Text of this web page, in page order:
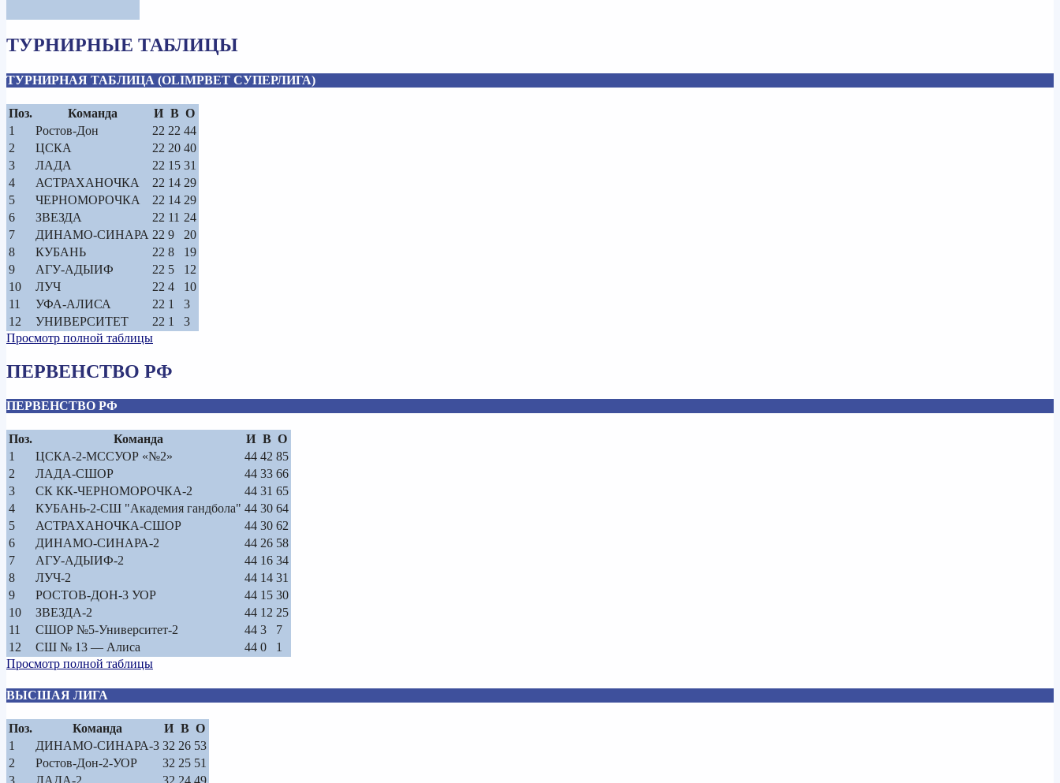
ТУРНИРНЫЕ ТАБЛИЦЫ
ТУРНИРНАЯ ТАБЛИЦА (OLIMPBET СУПЕРЛИГА)
Поз. Команда И В О
1
Ростов-Дон 22 22 44
2
ЦСКА 22 20 40
3
ЛАДА 22 15 31
4
АСТРАХАНОЧКА 22 14 29
5
ЧЕРНОМОРОЧКА 22 14 29
6
ЗВЕЗДА 22 11 24
7
ДИНАМО-СИНАРА 22 9
20
8
КУБАНЬ 22 8
19
9
АГУ-АДЫИФ 22 5
12
10
ЛУЧ 22 4
10
11
УФА-АЛИСА 22 1
3
12
УНИВЕРСИТЕТ 22 1
3
Просмотр полной таблицы
ПЕРВЕНСТВО РФ
ПЕРВЕНСТВО РФ
Поз. Команда И В О
1
ЦСКА-2-МССУОР «№2» 44 42 85
2
ЛАДА-СШОР 44 33 66
3
СК КК-ЧЕРНОМОРОЧКА-2 44 31 65
4
КУБАНЬ-2-СШ "Академия гандбола" 44 30 64
5
АСТРАХАНОЧКА-СШОР 44 30 62
6
ДИНАМО-СИНАРА-2 44 26 58
7
АГУ-АДЫИФ-2 44 16 34
8
ЛУЧ-2 44 14 31
9
РОСТОВ-ДОН-3 УОР 44 15 30
10
ЗВЕЗДА-2 44 12 25
11
СШОР №5-Университет-2 44 3
7
12
СШ № 13 — Алиса 44 0
1
Просмотр полной таблицы
ВЫСШАЯ ЛИГА
Поз. Команда И В О
1
ДИНАМО-СИНАРА-3 32 26 53
2
Ростов-Дон-2-УОР 32 25 51
3
ЛАДА-2 32 24 49